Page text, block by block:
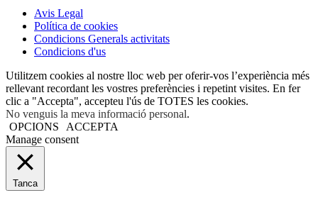
Avis Legal
Política de cookies
Condicions Generals activitats
Condicions d'us
Utilitzem cookies al nostre lloc web per oferir-vos l’experiència més
rellevant recordant les vostres preferències i repetint visites. En fer
clic a "Accepta", accepteu l'ús de TOTES les cookies.
No venguis la meva informació personal.
OPCIONS
ACCEPTA
Manage consent
Tanca